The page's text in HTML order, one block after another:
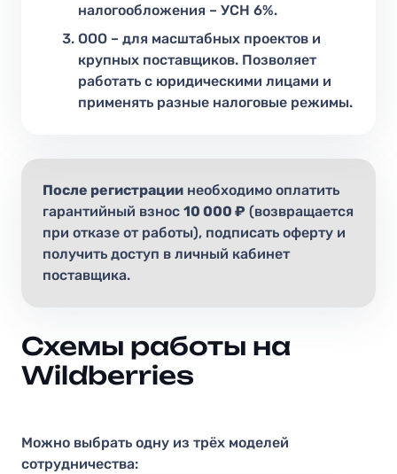
налогообложения – УСН 6%.
ООО – для масштабных проектов и
крупных поставщиков. Позволяет
работать с юридическими лицами и
применять разные налоговые режимы.
После регистрации необходимо оплатить
гарантийный взнос 10 000 ₽ (возвращается
при отказе от работы), подписать оферту и
получить доступ в личный кабинет
поставщика.
Схемы работы на
Wildberries
Можно выбрать одну из трёх моделей
сотрудничества: